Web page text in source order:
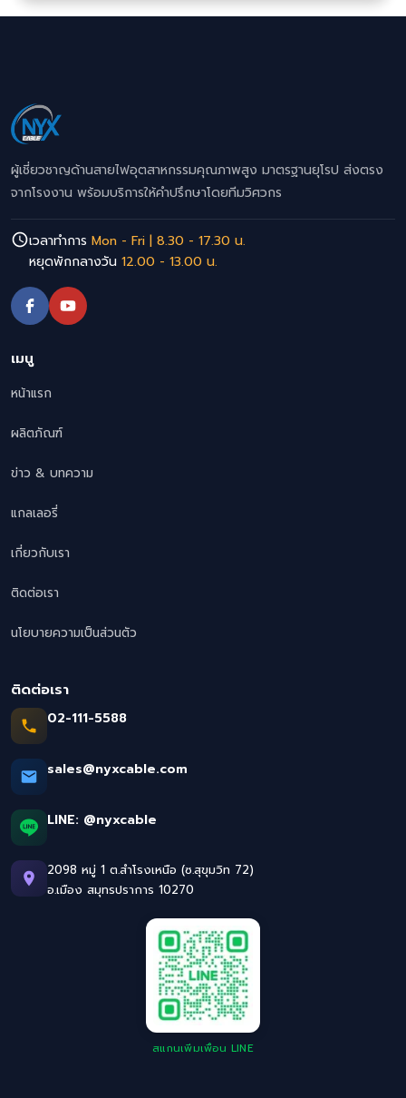
ผู้เชี่ยวชาญด้านสายไฟอุตสาหกรรมคุณภาพสูง มาตรฐานยุโรป ส่งตรง
จากโรงงาน พร้อมบริการให้คำปรึกษาโดยทีมวิศวกร
เวลาทำการ Mon - Fri | 8.30 - 17.30 น.
หยุดพักกลางวัน 12.00 - 13.00 น.
เมนู
หน้าแรก
ผลิตภัณฑ์
ข่าว & บทความ
แกลเลอรี่
เกี่ยวกับเรา
ติดต่อเรา
นโยบายความเป็นส่วนตัว
ติดต่อเรา
02-111-5588
sales@nyxcable.com
LINE: @nyxcable
2098 หมู่ 1 ต.สำโรงเหนือ (ซ.สุขุมวิท 72)
อ.เมือง สมุทรปราการ 10270
สแกนเพิ่มเพื่อน LINE